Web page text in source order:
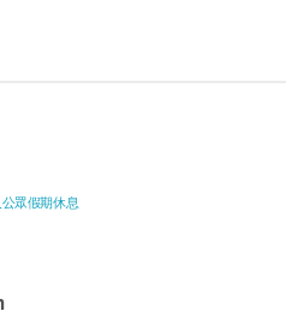
HPV23類分型）
經驗的女性檢查)
,則檢前一個月內不要服用
抑制劑類幽門螺桿菌檢前1
腎功能有損害的藥物。
會説廣東話的情況，瑞慈
提供翻譯服務。
頁面的繁體中文、簡體中
抵觸或不相符之處，應以
眾假期休息